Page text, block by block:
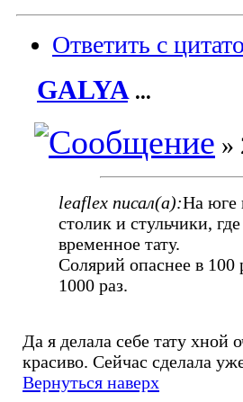
Ответить с
GALYA ...
»
leaflex писал(а):На юге
столик и стульчики,
временное тату.
Солярий опаснее в 100
1000 раз.
Да я делала себе тату хной
красиво. Сейчас сделала
Вернуться наверх